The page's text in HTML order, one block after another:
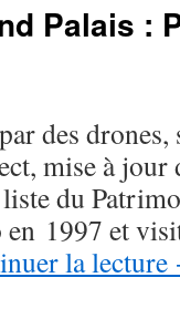
Palais :
des
mise à jour
du
1997 et
la lecture